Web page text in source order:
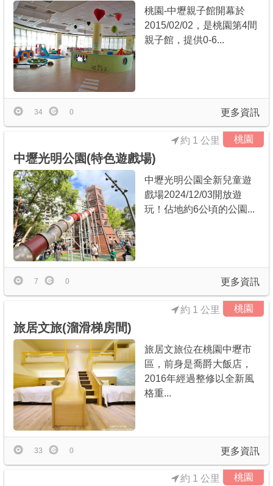
桃園-中壢親子館開幕於
2015/02/02，是桃園第4間
親子館，提供0-6...
更多資訊
34 0
桃園
約 1 公里
中壢光明公園(特色遊戲場)
中壢光明公園全新兒童遊
戲場2024/12/03開放遊
玩！佔地約6公頃的公園...
更多資訊
7 0
桃園
約 1 公里
旅居文旅(溜滑梯房間)
旅居文旅位在桃園中壢市
區，前身是喬爵大飯店，
2016年經過整修以全新風
格重...
更多資訊
33 0
桃園
約 1 公里